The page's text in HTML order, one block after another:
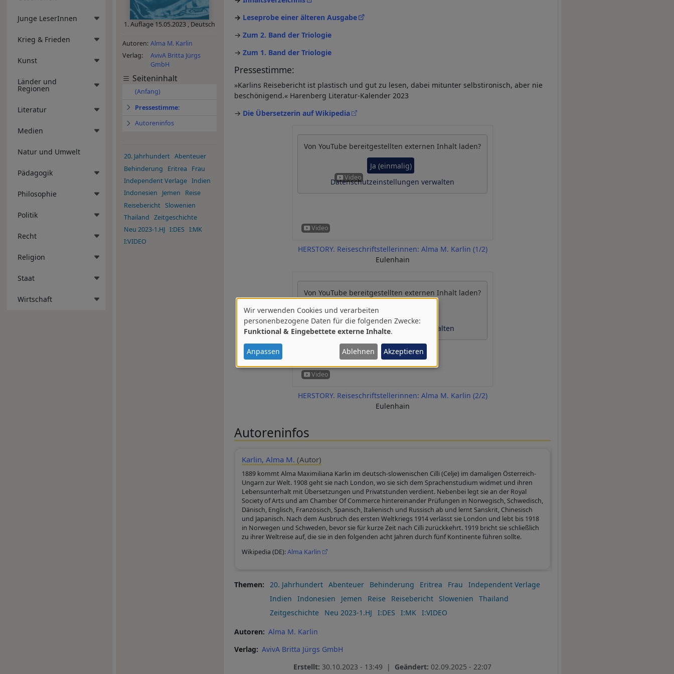
Junge LeserInnen
Krieg & Frieden
Kunst
Länder und
Regionen
Literatur
Medien
Natur und Umwelt
Pädagogik
Philosophie
Politik
Recht
Religion
Staat
Wirtschaft
1. Auflage 15.05.2023 , Deutsch
Autoren Alma M. Karlin
Verlag
AvivA Britta Jürgs
GmbH
Seiteninhalt
(Anfang)
Pressestimme:
Autoreninfos
20. Jahrhundert Abenteuer
Behinderung
Eritrea
Frau
Independent Verlage Indien
Indonesien
Jemen
Reise
Reisebericht Slowenien
Thailand Zeitgeschichte
Neu 2023-1.HJ I:DES I:MK
I:VIDEO
Leseprobe einer älteren Ausgabe
→ Zum 2. Band der Triologie
→ Zum 1. Band der Triologie
Pressestimme:
»Karlins Reisebericht ist plastisch und gut zu lesen, dabei mitunter selbstironisch, aber nie
beschönigend.« Harenberg Literatur-Kalender 2023
→ Die Übersetzerin auf Wikipedia
Von YouTube bereitgestellten externen Inhalt laden?
Ja (einmalig)
Datenschutzeinstellungen verwalten
HERSTORY. Reiseschriftstellerinnen: Alma M. Karlin (1/2)
Eulenhain
Von YouTube bereitgestellten externen Inhalt laden?
Ja (einmalig)
Datenschutzeinstellungen verwalten
HERSTORY. Reiseschriftstellerinnen: Alma M. Karlin (2/2)
Eulenhain
Autoreninfos
Karlin, Alma M. (Autor)
1889 kommt Alma Maximiliana Karlin im deutsch-slowenischen Cilli (Celje) im damaligen Österreich-
Ungarn zur Welt. 1908 geht sie nach London, wo sie sich dem Sprachenstudium widmet und ihren
Lebensunterhalt mit Übersetzungen und Privatstunden verdient. Nebenbei legt sie an der Royal
Society of Arts und am Chamber Of Commerce hintereinander Prüfungen in Norwegisch, Schwedisch,
Dänisch, Englisch, Französisch, Spanisch, Italienisch und Russisch ab und lernt Sanskrit, Chinesisch
und Japanisch. Nach dem Ausbruch des ersten Weltkriegs 1914 verlässt sie London und lebt bis 1918
in Norwegen und Schweden, bevor sie für kurze Zeit nach Cilli zurückkehrt. 1919 bricht sie schließlich
zu ihrer Weltreise auf, die sie in den folgenden acht Jahren durch fünf Kontinente führen sollte.
Wikipedia (DE):Alma Karlin
Themen 20. Jahrhundert Abenteuer Behinderung Eritrea Frau
Independent Verlage
Indien
Indonesien Jemen Reise Reisebericht Slowenien
Thailand
Zeitgeschichte
Neu 2023-1.HJ I:DES I:MK I:VIDEO
Autoren
Alma M. Karlin
Verlag
AvivA Britta Jürgs GmbH
Erstellt: 30.10.2023 - 13:49 | Geändert: 02.09.2025 - 22:07
Verwendung
von
personenbezogenen
Daten
Wir verwenden Cookies und verarbeiten
personenbezogene Daten für die folgenden Zwecke:
Funktional & Eingebettete externe Inhalte.
Anpassen Ablehnen Akzeptieren